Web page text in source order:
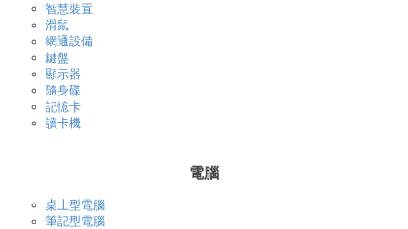
智慧裝置
滑鼠
網通設備
鍵盤
顯示器
隨身碟
記憶卡
讀卡機
電腦
桌上型電腦
筆記型電腦